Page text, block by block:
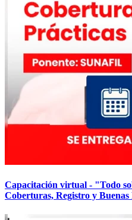
Capacitación virtual - "Todo
Coberturas, Registro y Buenas